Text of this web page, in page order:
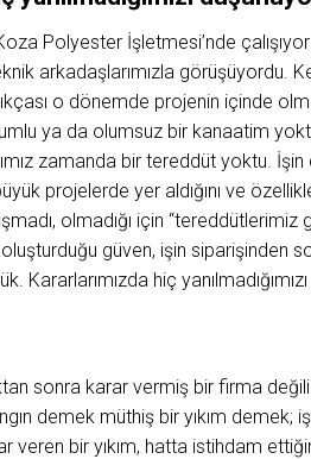
Polyester İşletmesi’nde
arkadaşlarımızla görüşüyordu.
o dönemde projenin içinde
ya da olumsuz bir kanaatim
zamanda bir tereddüt yoktu.
projelerde yer aldığını ve
olmadığı için
güven, işin siparişinden
Kararlarımızda hiç
sonra karar vermiş bir firma değiliz.
demek müthiş bir yıkım demek;
bir yıkım, hatta istihdam